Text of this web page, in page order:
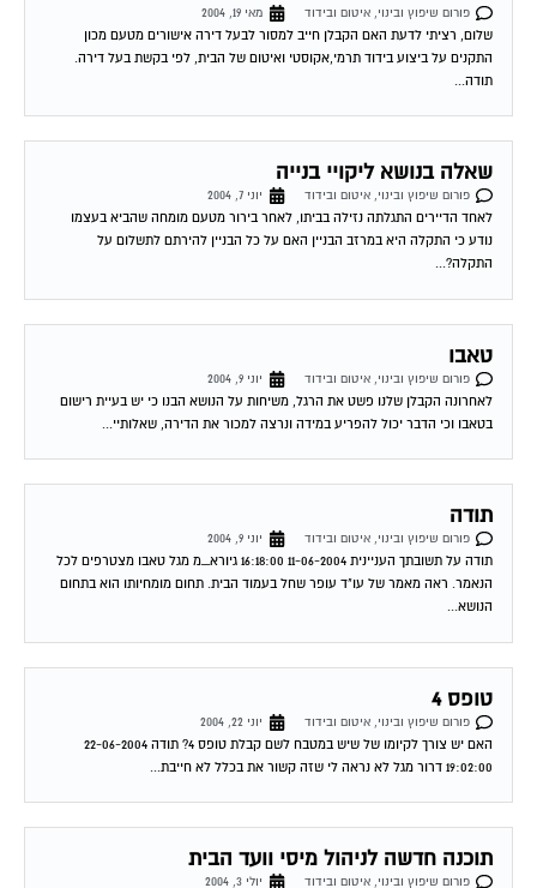
פורום שיפוץ ובינוי, איטום ובידוד
מאי 19, 2004
שלום, רציתי לדעת האם הקבלן חייב למסור לבעל דירה אישורים מטעם מכון
התקנים על ביצוע בידוד תרמי,אקוסטי ואיטום של הבית, לפי בקשת בעל דירה.
תודה...
שאלה בנושא ליקויי בנייה
פורום שיפוץ ובינוי, איטום ובידוד
יוני 7, 2004
לאחד הדיירים התגלתה נזילה בביתו, לאחר בירור מטעם מומחה שהביא בעצמו
נודע כי התקלה היא במרזב הבניין האם על כל הבניין להירתם לתשלום על
התקלה?...
טאבו
פורום שיפוץ ובינוי, איטום ובידוד
יוני 9, 2004
לאחרונה הקבלן שלנו פשט את הרגל, משיחות על הנושא הבנו כי יש בעיית רישום
בטאבו וכי הדבר יכול להפריע במידה ונרצה למכור את הדירה, שאלותיי...
תודה
פורום שיפוץ ובינוי, איטום ובידוד
יוני 9, 2004
תודה על תשובתך העניינית 11-06-2004 16:18:00 גיורא_מ מגל טאבו מצטרפים לכל
הנאמר. ראה מאמר של עו"ד עופר שחל בעמוד הבית. תחום מומחיותו הוא בתחום
הנושא...
טופס 4
פורום שיפוץ ובינוי, איטום ובידוד
יוני 22, 2004
האם יש צורך לקיומו של שיש במטבח לשם קבלת טופס 4? תודה 22-06-2004
19:02:00 דרור מגל לא נראה לי שזה קשור את בכלל לא חייבת...
תוכנה חדשה לניהול מיסי וועד הבית
פורום שיפוץ ובינוי, איטום ובידוד
יולי 3, 2004